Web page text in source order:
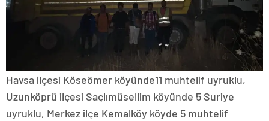
Havsa ilçesi Köseömer köyünde11 muhtelif uyruklu,
Uzunköprü ilçesi Saçlımüsellim köyünde 5 Suriye
uyruklu, Merkez ilçe Kemalköy köyde 5 muhtelif